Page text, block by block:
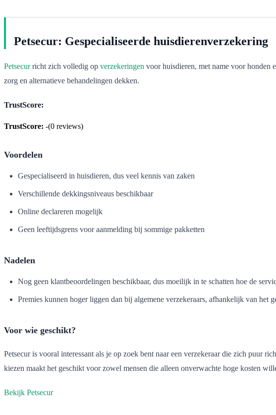
Petsecur: Gespecialiseerde huisdierenverzekering
Petsecurricht zich volledig op verzekeringen voor huisdieren, met name voor honden
zorg en alternatieve behandelingen dekken.
TrustScore:
TrustScore: -(0 reviews)
Voordelen
Gespecialiseerd in huisdieren, dus veel kennis van zaken
Verschillende dekkingsniveaus beschikbaar
Online declareren mogelijk
Geen leeftijdsgrens voor aanmelding bij sommige pakketten
Nadelen
Nog geen klantbeoordelingen beschikbaar, dus moeilijk in te schatten hoe de
Premies kunnen hoger liggen dan bij algemene verzekeraars, afhankelijk van het
Voor wie geschikt?
Petsecur is vooral interessant als je op zoek bent naar een verzekeraar die zich puur
kiezen maakt het geschikt voor zowel mensen die alleen onverwachte hoge kosten
Bekijk Petsecur